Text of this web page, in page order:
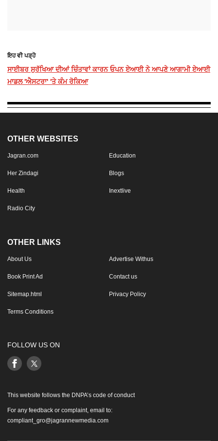
ਇਹ ਵੀ ਪੜ੍ਹੋ
ਸਾਈਬਰ ਸੁਰੱਖਿਆ ਦੀਆਂ ਚਿੰਤਾਵਾਂ ਕਾਰਨ ਓਪਨ ਏਆਈ ਨੇ ਆਪਣੇ ਆਗਾਮੀ ਏਆਈ
ਮਾਡਲ 'ਐਸਟਰਾ' 'ਤੇ ਕੰਮ ਰੋਕਿਆ
OTHER WEBSITES
Jagran.com Education
Her Zindagi Blogs
Health Inextlive
Radio City
OTHER LINKS
About Us Advertise Withus
Book Print Ad Contact us
Sitemap.html Privacy Policy
Terms Conditions
FOLLOW US ON
This website follows the DNPA’s code of conduct
For any feedback or complaint, email to:
compliant_gro@jagrannewmedia.com